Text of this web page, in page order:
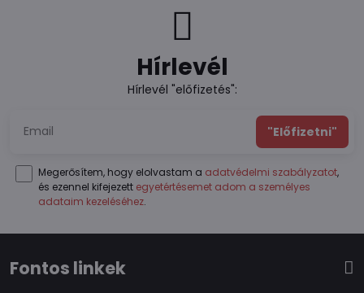
Hírlevél
Hírlevél "előfizetés":
"Előfizetni"
Megerősítem, hogy elolvastam a adatvédelmi szabályzatot,
és ezennel kifejezett egyetértésemet adom a személyes
adataim kezeléséhez.
Fontos linkek